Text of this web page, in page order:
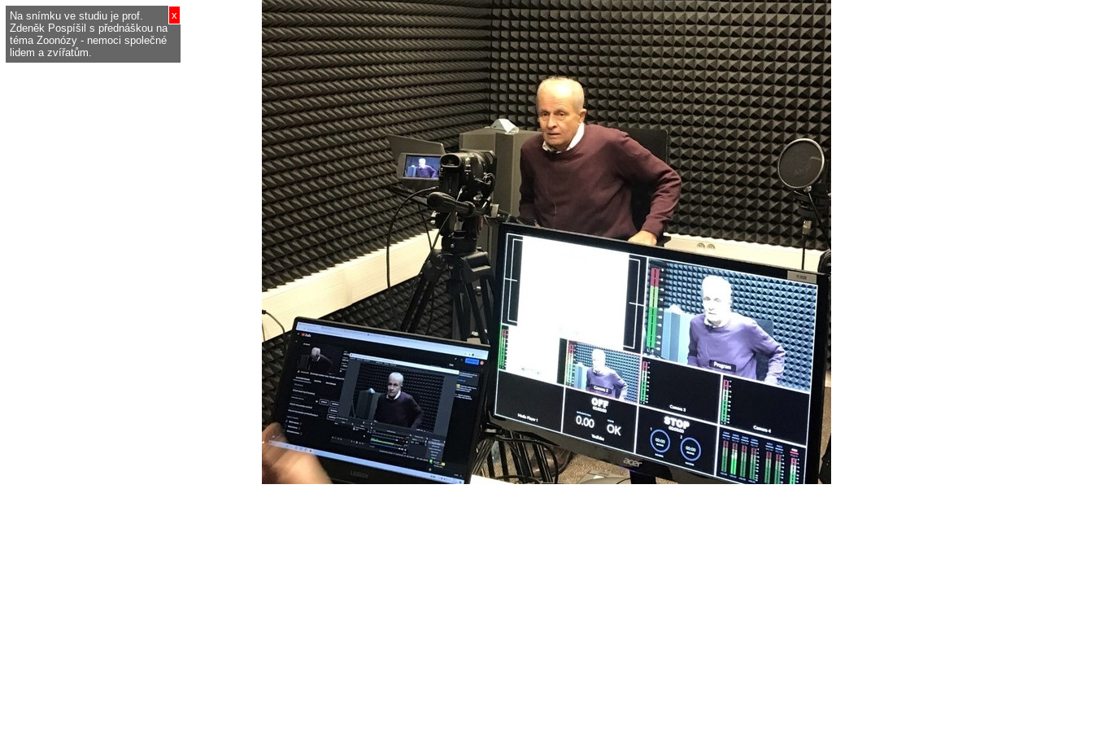
x
Na snímku ve studiu je prof.
Zdeněk Pospíšil s přednáškou na
téma Zoonózy - nemoci společné
lidem a zvířatům.